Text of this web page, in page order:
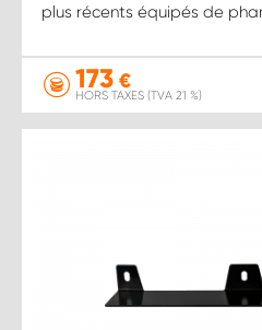
plus récents équipés de
173 €
HORS TAXES (TVA 21 %)